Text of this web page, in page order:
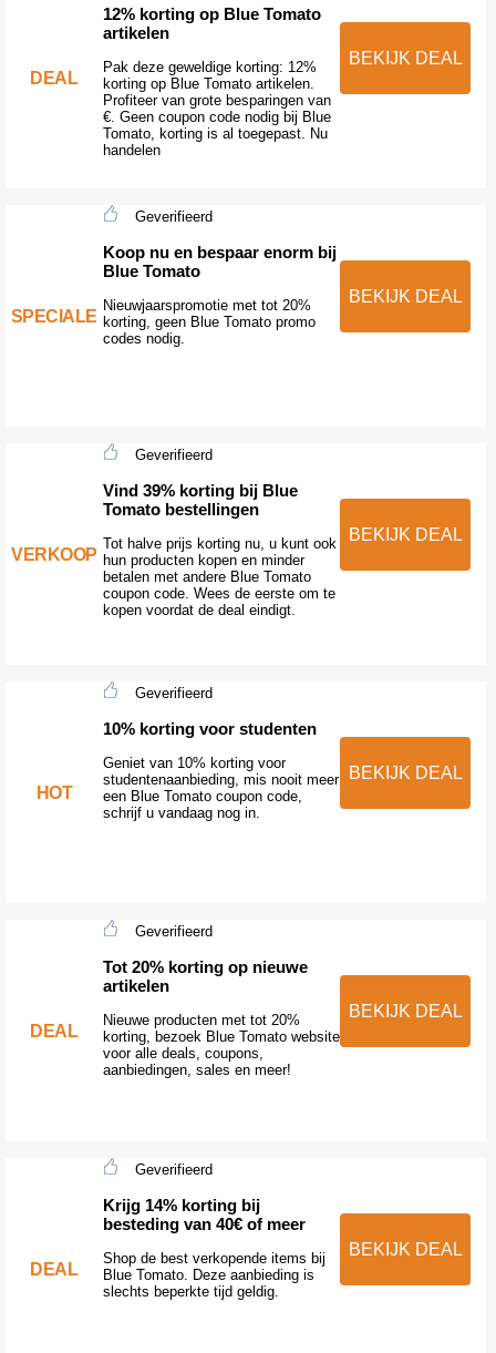
DEAL
12% korting op Blue Tomato
artikelen
Pak deze geweldige korting: 12%
korting op Blue Tomato artikelen.
Profiteer van grote besparingen van
€. Geen coupon code nodig bij Blue
Tomato, korting is al toegepast. Nu
handelen
BEKIJK DEAL
SPECIALE
Geverifieerd
Koop nu en bespaar enorm bij
Blue Tomato
Nieuwjaarspromotie met tot 20%
korting, geen Blue Tomato promo
codes nodig.
BEKIJK DEAL
VERKOOP
Geverifieerd
Vind 39% korting bij Blue
Tomato bestellingen
Tot halve prijs korting nu, u kunt ook
hun producten kopen en minder
betalen met andere Blue Tomato
coupon code. Wees de eerste om te
kopen voordat de deal eindigt.
BEKIJK DEAL
HOT
Geverifieerd
10% korting voor studenten
Geniet van 10% korting voor
studentenaanbieding, mis nooit meer
een Blue Tomato coupon code,
schrijf u vandaag nog in.
BEKIJK DEAL
DEAL
Geverifieerd
Tot 20% korting op nieuwe
artikelen
Nieuwe producten met tot 20%
korting, bezoek Blue Tomato website
voor alle deals, coupons,
aanbiedingen, sales en meer!
BEKIJK DEAL
DEAL
Geverifieerd
Krijg 14% korting bij
besteding van 40€ of meer
Shop de best verkopende items bij
Blue Tomato. Deze aanbieding is
slechts beperkte tijd geldig.
BEKIJK DEAL